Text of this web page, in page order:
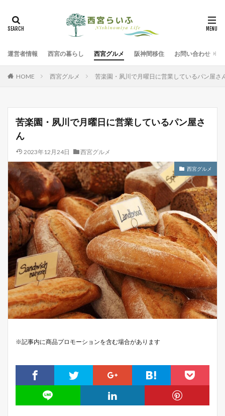
運営者情報 西宮の暮らし 西宮グルメ 阪神間移住 お問い合わせ
HOME 西宮グルメ 苦楽園・夙川で月曜日に営業しているパン屋さ
苦楽園・夙川で月曜日に営業しているパン屋さ
ん
2023年12月24日 西宮グルメ
西宮グルメ
※記事内に商品プロモーションを含む場合があります